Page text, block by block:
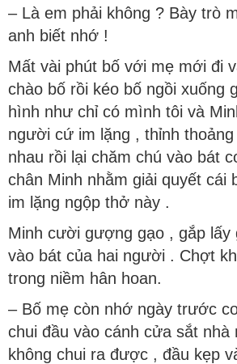
– Là em phải không ? Bày trò
anh biết nhớ !
Mất vài phút bố với mẹ mới đi
chào bố rồi kéo bố ngồi xuống
hình như chỉ có mình tôi và
người cứ im lặng , thỉnh
nhau rồi lại chăm chú vào bát
chân Minh nhằm giải quyết cái
im lặng ngộp thở này .
Minh cười gượng gạo , gắp lấy
vào bát của hai người . Chợt
trong niềm hân hoan.
– Bố mẹ còn nhớ ngày trước
chui đầu vào cánh cửa sắt nhà
không chui ra được , đầu kẹp